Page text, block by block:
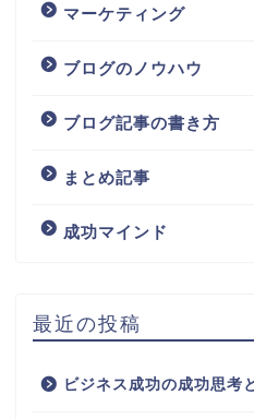
マーケティング
ブログのノウハウ
ブログ記事の書き方
まとめ記事
成功マインド
最近の投稿
ビジネス成功の成功思考